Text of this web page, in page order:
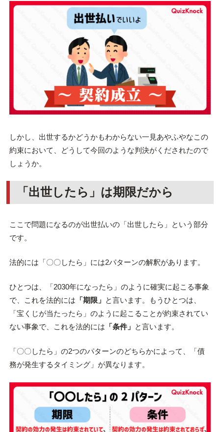
しかし、出世するかどうかもわからない一見あやふやなこの
約束において、どうして今回のような判決がくだされたので
しょうか。
「出世したら」は期限だから
ここで問題になるのが出世払いの「出世したら」という部分
です。
法的には「〇〇したら」には2パターンの解釈があります。
ひとつは、「2030年になったら」のように確実に起こる事象
で、これを法的には 「期限」 と言います。もうひとつは、
「宝くじが当たったら」のように起こることが約束されてい
ない事象で、これを法的には 「条件」 と言います。
「〇〇したら」の2つのパターンのどちらかによって、「債
務が発生するタイミング」が異なります。